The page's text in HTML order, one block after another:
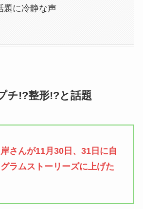
題に冷静な声
チ!?整形!?と話題
岸さんが11月30日、31日に自
ラムストーリーズに上げた